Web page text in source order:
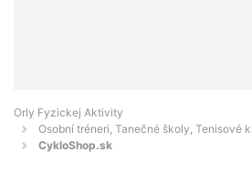
Orly Fyzickej Aktivity
Osobní tréneri, Tanečné školy, Tenisové
CykloShop.sk